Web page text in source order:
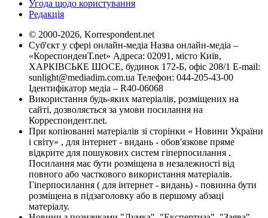
Угода щодо користування
Редакція
© 2000-2026, Korrespondent.net
Суб'єкт у сфері онлайн-медіа Назва онлайн-медіа –
«КореспонденТ.net» Адреса: 02091, місто Київ,
ХАРКІВСЬКЕ ШОСЕ, будинок 172-Б, офіс 208/1 E-mail:
sunlight@mediadim.com.ua Телефон: 044-205-43-00
Ідентифікатор медіа – R40-06068
Використання будь-яких матеріалів, розміщених на
сайті, дозволяється за умови посилання на
Корреспондент.net.
При копіюванні матеріалів зі сторінки « Новини України
і світу» , для інтернет - видань - обов'язкове пряме
відкрите для пошукових систем гіперпосилання .
Посилання має бути розміщена в незалежності від
повного або часткового використання матеріалів.
Гіперпосилання ( для інтернет - видань) - повинна бути
розміщена в підзаголовку або в першому абзаці
матеріалу.